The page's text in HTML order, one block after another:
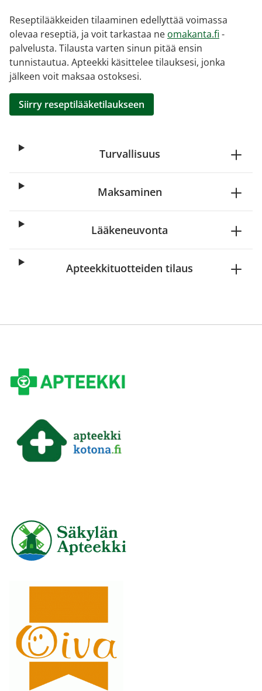
Reseptilääkkeiden tilaaminen edellyttää voimassa
olevaa reseptiä, ja voit tarkastaa ne omakanta.fi -
palvelusta. Tilausta varten sinun pitää ensin
tunnistautua. Apteekki käsittelee tilauksesi, jonka
jälkeen voit maksaa ostoksesi.
Siirry reseptilääketilaukseen
Turvallisuus
Maksaminen
Lääkeneuvonta
Apteekkituotteiden tilaus